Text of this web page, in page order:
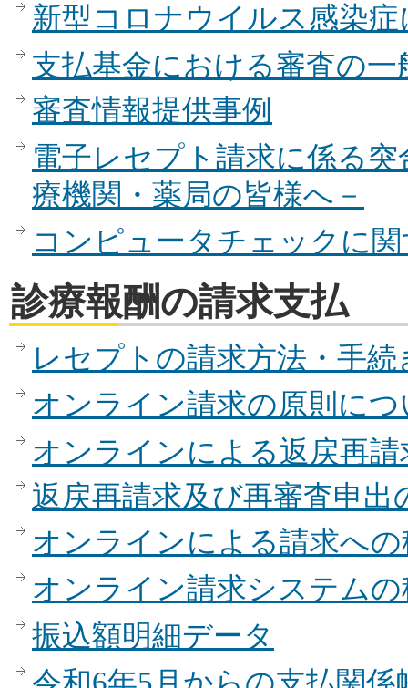
新型コロナウイルス感染
支払基金における審査の
審査情報提供事例
電子レセプト請求に係る
療機関・薬局の皆様へ－
コンピュータチェックに
診療報酬の請求支払
レセプトの請求方法・手続
オンライン請求の原則につ
オンラインによる返戻再
返戻再請求及び再審査申
オンラインによる請求へ
オンライン請求システム
振込額明細データ